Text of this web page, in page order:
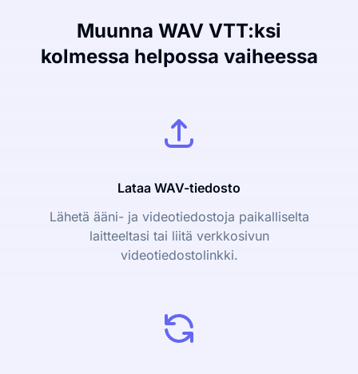
Muunna WAV VTT:ksi
kolmessa helpossa vaiheessa
Lataa WAV-tiedosto
Lähetä ääni- ja videotiedostoja paikalliselta
laitteeltasi tai liitä verkkosivun
videotiedostolinkki.